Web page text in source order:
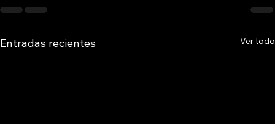
Entradas recientes Ver todo